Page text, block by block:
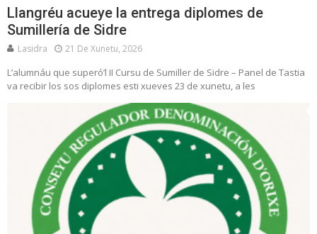
Llangréu acueye la entrega diplomes de
Sumillería de Sidre
Lasidra 21 De Xunetu, 2026
L’alumnáu que superó’l II Cursu de Sumiller de Sidre – Panel de Tastia
va recibir los sos diplomes esti xueves 23 de xunetu, a les